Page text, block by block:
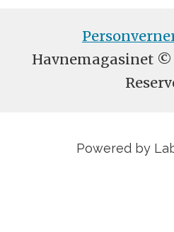
Havnemagasinet ©
Powered by